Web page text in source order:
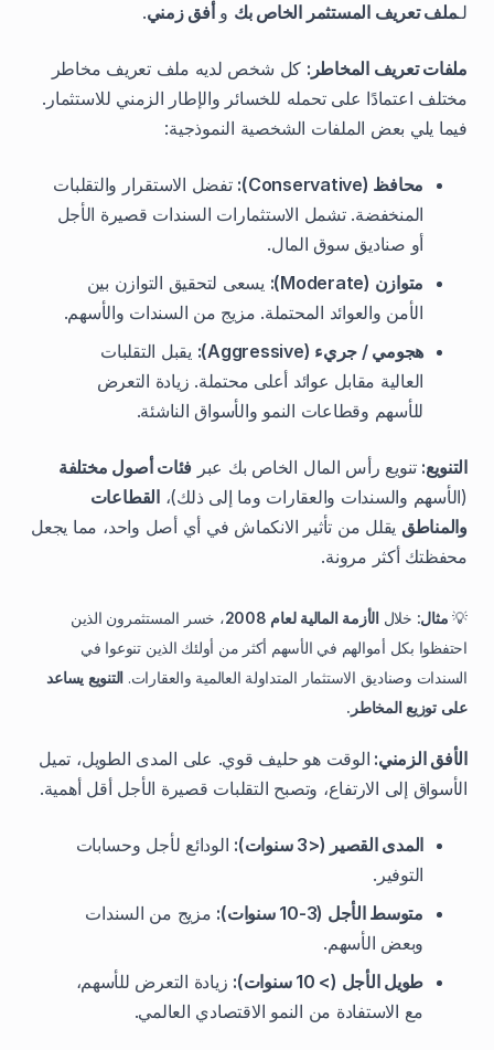
لـملف تعريف المستثمر الخاص بكوأفق زمني .
ملفات تعريف المخاطر: كل شخص لديه ملف تعريف مخاطر
مختلف اعتمادًا على تحمله للخسائر والإطار الزمني للاستثمار.
فيما يلي بعض الملفات الشخصية النموذجية:
محافظ (Conservative):
تفضل الاستقرار والتقلبات
المنخفضة. تشمل الاستثمارات السندات قصيرة الأجل
أو صناديق سوق المال.
متوازن (Moderate):
يسعى لتحقيق التوازن بين
الأمن والعوائد المحتملة. مزيج من السندات والأسهم.
هجومي / جريء (Aggressive):
يقبل التقلبات
العالية مقابل عوائد أعلى محتملة. زيادة التعرض
للأسهم وقطاعات النمو والأسواق الناشئة.
التنويع:تنويع رأس المال الخاص بك عبر فئات أصول مختلفة
(الأسهم والسندات والعقارات وما إلى ذلك)،القطاعات
والمناطقيقلل من تأثير الانكماش في أي أصل واحد، مما يجعل
محفظتك أكثر مرونة.
💡مثال:خلال الأزمة المالية لعام 2008
، خسر المستثمرون الذين
احتفظوا بكل أموالهم في الأسهم أكثر من أولئك الذين تنوعوا في
السندات وصناديق الاستثمار المتداولة العالمية والعقارات.التنويع يساعد
على توزيع المخاطر.
الأفق الزمني:الوقت هو حليف قوي. على المدى الطويل، تميل
الأسواق إلى الارتفاع، وتصبح التقلبات قصيرة الأجل أقل أهمية.
المدى القصير (<3 سنوات):
الودائع لأجل وحسابات
التوفير.
متوسط الأجل (3-10 سنوات):
مزيج من السندات
وبعض الأسهم.
طويل الأجل (> 10 سنوات):
زيادة التعرض للأسهم،
مع الاستفادة من النمو الاقتصادي العالمي.